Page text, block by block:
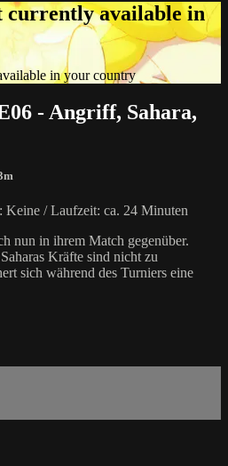
currently available in
in your country
- Angriff, Sahara,
Keine / Laufzeit: ca. 24 Minuten
nun in ihrem Match gegenüber.
Kräfte sind nicht zu
sich während des Turniers eine